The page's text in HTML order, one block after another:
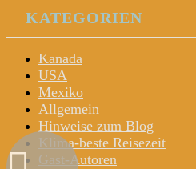
KATEGORIEN
Kanada
USA
Mexiko
Allgemein
Hinweise zum Blog
Klima-beste Reisezeit
Gast-Autoren